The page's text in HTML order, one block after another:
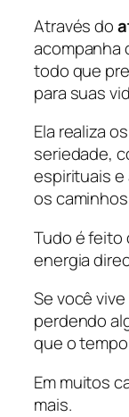
Através do
acompanha
todo que
para suas
Ela realiza
seriedade,
espirituais e
os
Tudo é feito
energia
Se você
perdendo
que o
Em muitos
mais.